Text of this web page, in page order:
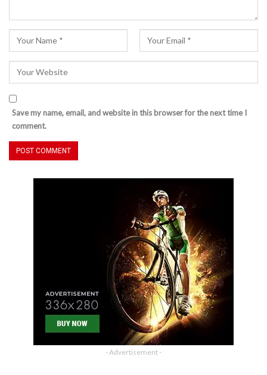
Save my name, email, and website in this browser for the next time I
comment.
- Advertisement -